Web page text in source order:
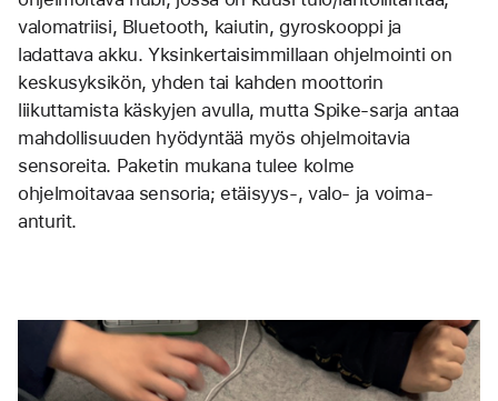
valomatriisi, Bluetooth, kaiutin, gyroskooppi ja
ladattava akku. Yksinkertaisimmillaan ohjelmointi on
keskusyksikön, yhden tai kahden moottorin
liikuttamista käskyjen avulla, mutta Spike-sarja antaa
mahdollisuuden hyödyntää myös ohjelmoitavia
sensoreita. Paketin mukana tulee kolme
ohjelmoitavaa sensoria; etäisyys-, valo- ja voima-
anturit.